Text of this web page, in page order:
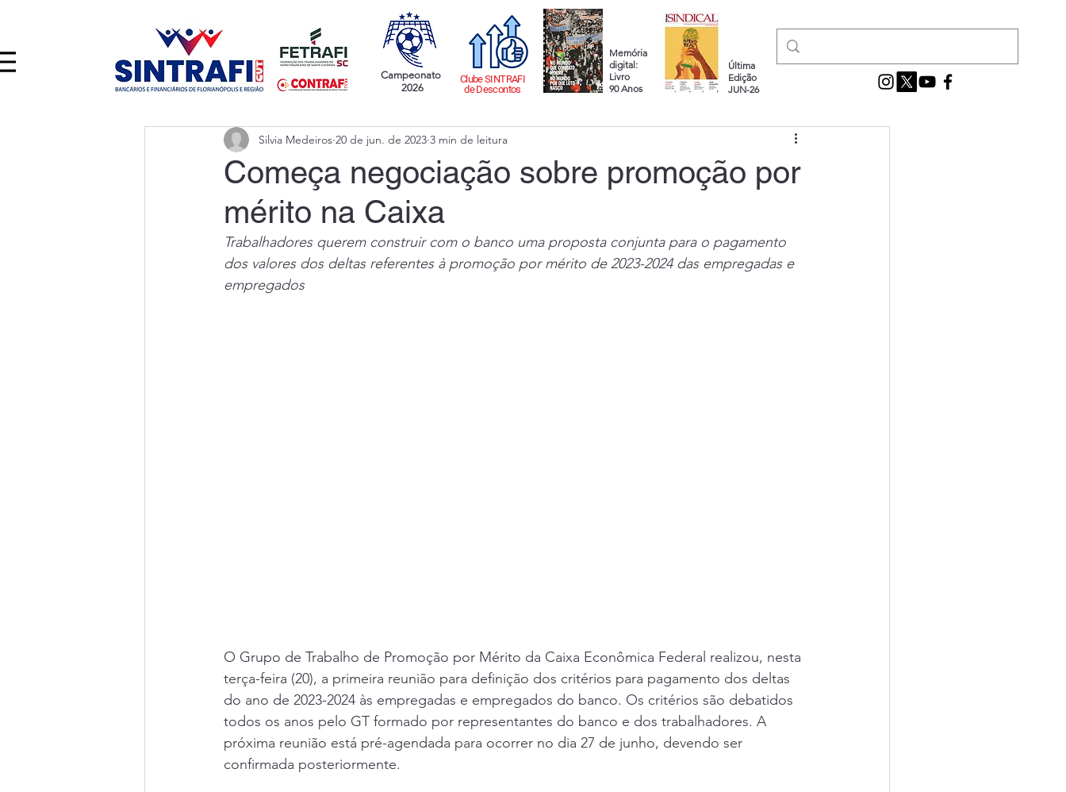
Campeonato
2026
Clube SINTRAFI
de Descontos
Memória
digital:
Livro
90 Anos
Última
Edição
JUN-26
Começa negociação sobre promoção por
mérito na Caixa
Silvia Medeiros 20 de jun. de 2023 3 min de leitura
Trabalhadores querem construir com o banco uma proposta conjunta para o pagamento
dos valores dos deltas referentes à promoção por mérito de 2023-2024 das empregadas e
empregados
O Grupo de Trabalho de Promoção por Mérito da Caixa Econômica Federal realizou, nesta
terça-feira (20), a primeira reunião para definição dos critérios para pagamento dos deltas
do ano de 2023-2024 às empregadas e empregados do banco. Os critérios são debatidos
todos os anos pelo GT formado por representantes do banco e dos trabalhadores. A
próxima reunião está pré-agendada para ocorrer no dia 27 de junho, devendo ser
confirmada posteriormente.